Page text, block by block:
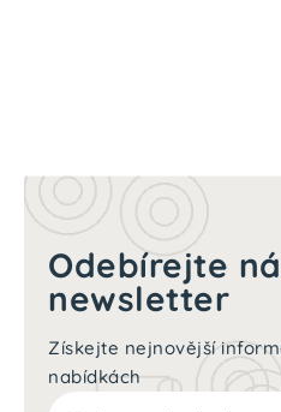
Odebírejte
newsletter
Získejte nejnovější
nabídkách